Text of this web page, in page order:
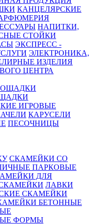
КАНЦЕЛЯРСКИЕ
НАПИТКИ,
СТОЙКИ
ЭКСПРЕСС -
ЭЛЕКТРОНИКА,
ИЗДЕЛИЯ
ЦЕНТРА
ИГРОВЫЕ
КАРУСЕЛИ
ПЕСОЧНИЦЫ
СКАМЕЙКИ СО
ПАРКОВЫЕ
ДЛЯ
ЛАВКИ
СКАМЕЙКИ
БЕТОННЫЕ